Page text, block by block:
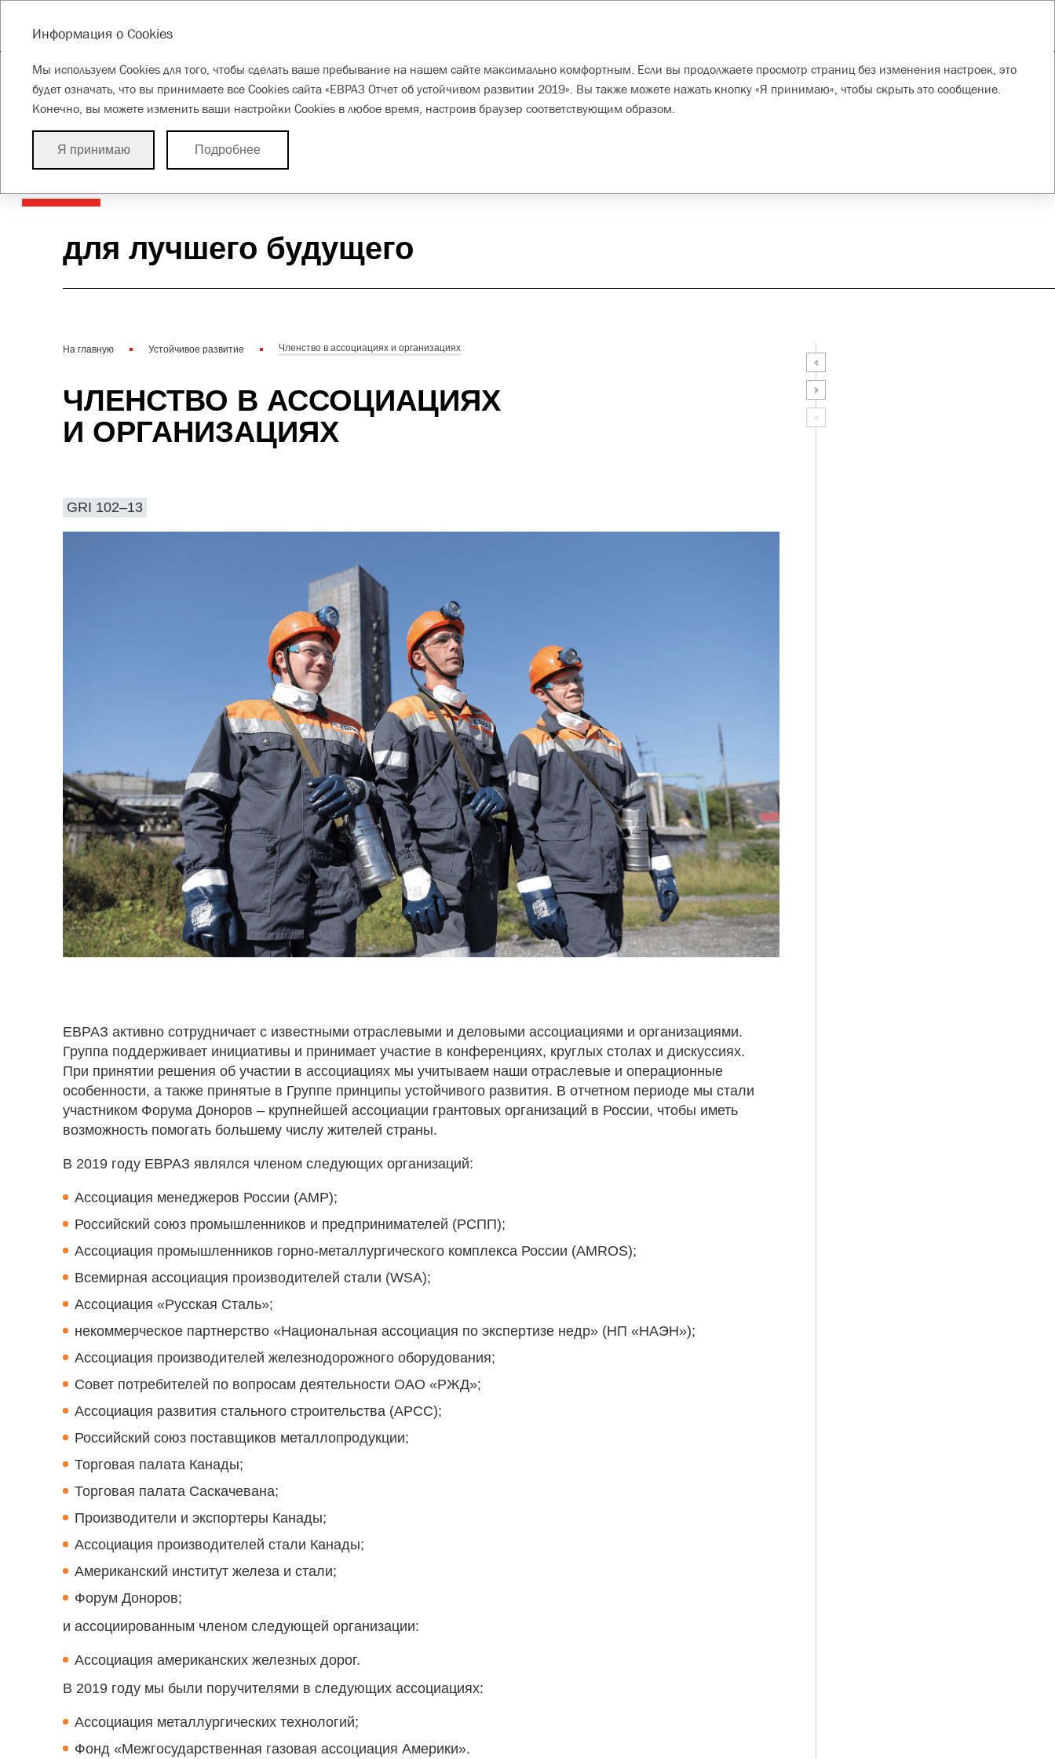
Обращение
президента
О Группе Об Отчете
Устойчивое
Развитие наших
ОТ, ПБ
Поддержка местных
сообществ
Цепочка
Устойчивое развитие
для лучшего будущего
На главную Устойчивое развитие Членство в ассоциациях и организациях
ЧЛЕНСТВО В АССОЦИАЦИЯХ
И ОРГАНИЗАЦИЯХ
GRI 102–13
ЕВРАЗ активно сотрудничает с известными отраслевыми и деловыми ассоциациями и организациями.
Группа поддерживает инициативы и принимает участие в конференциях, круглых столах и дискуссиях.
При принятии решения об участии в ассоциациях мы учитываем наши отраслевые и операционные
особенности, а также принятые в Группе принципы устойчивого развития. В отчетном периоде мы стали
участником Форума Доноров – крупнейшей ассоциации грантовых организаций в России, чтобы иметь
возможность помогать большему числу жителей страны.
В 2019 году ЕВРАЗ являлся членом следующих организаций:
Ассоциация менеджеров России (АМР);
Российский союз промышленников и предпринимателей (РСПП);
Ассоциация промышленников горно-металлургического комплекса России (AMROS);
Всемирная ассоциация производителей стали (WSA);
Ассоциация «Русская Сталь»;
некоммерческое партнерство «Национальная ассоциация по экспертизе недр» (НП «НАЭН»);
Ассоциация производителей железнодорожного оборудования;
Совет потребителей по вопросам деятельности ОАО «РЖД»;
Ассоциация развития стального строительства (АРСС);
Российский союз поставщиков металлопродукции;
Торговая палата Канады;
Торговая палата Саскачевана;
Производители и экспортеры Канады;
Ассоциация производителей стали Канады;
Американский институт железа и стали;
Форум Доноров;
и ассоциированным членом следующей организации:
Ассоциация американских железных дорог.
В 2019 году мы были поручителями в следующих ассоциациях:
Ассоциация металлургических технологий;
Фонд «Межгосударственная газовая ассоциация Америки».
Информация о Cookies
Мы используем Cookies для того, чтобы сделать ваше пребывание на нашем сайте максимально комфортным. Если вы продолжаете просмотр страниц без изменения настроек, это
будет означать, что вы принимаете все Cookies сайта «ЕВРАЗ Отчет об устойчивом развитии 2019». Вы также можете нажать кнопку «Я принимаю», чтобы скрыть это сообщение.
Конечно, вы можете изменить ваши настройки Cookies в любое время, настроив браузер соответствующим образом.
Я принимаю Подробнее